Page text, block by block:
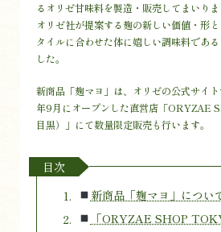
るオリゼ甘味料を製造・販売してまいりま
オリゼ社が提案する麹の新しい価値・形
タイルに合わせた体に嬉しい調味料であ
した。
新商品「麹マヨ」は、オリゼの公式サイ
年9月にオープンした直営店「ORYZAE
目黒）」にて数量限定販売も行います。
目次
新商品「麹マヨ」につい
「ORYZAE SHOP